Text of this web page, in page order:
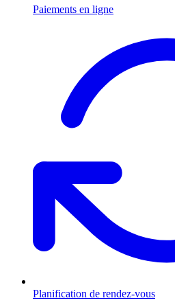
Paiements en ligne
Planification de rendez-vous